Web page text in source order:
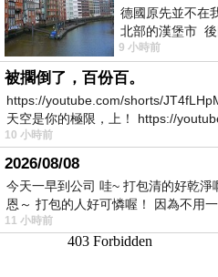
德國原先並不在
北部的漢堡市
堡市吃晚餐和過夜
9 小時前
被擱倒了，百份百。
https://youtube.com/shorts/
天空是你的極限，上！ https://
10 小時前
2026/08/08
今天一早到公司 哇~ 打包清的好乾
恩～ 打包的人好可憐喔！ 因為不用
11 小時前